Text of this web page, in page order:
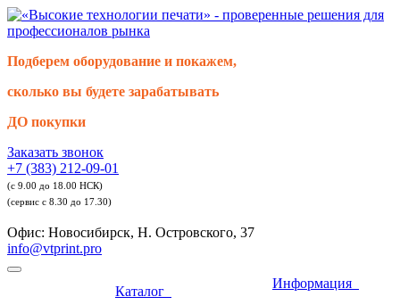
Подберем оборудование и покажем,
сколько вы будете зарабатывать
ДО покупки
Заказать звонок
+7 (383) 212-09-01
(с 9.00 до 18.00 НСК)
(сервис с 8.30 до 17.30)
Офис: Новосибирск, Н. Островского, 37
info@vtprint.pro
Каталог
Информация